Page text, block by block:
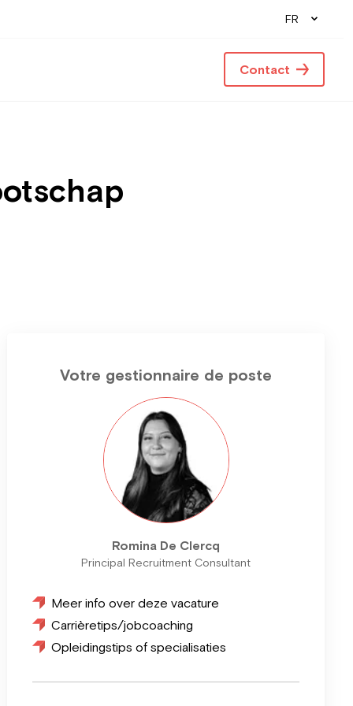
FR
Contact
Votre gestionnaire de poste
Romina De Clercq
Principal Recruitment Consultant
Meer info over deze vacature
Carrièretips/jobcoaching
Opleidingstips of specialisaties